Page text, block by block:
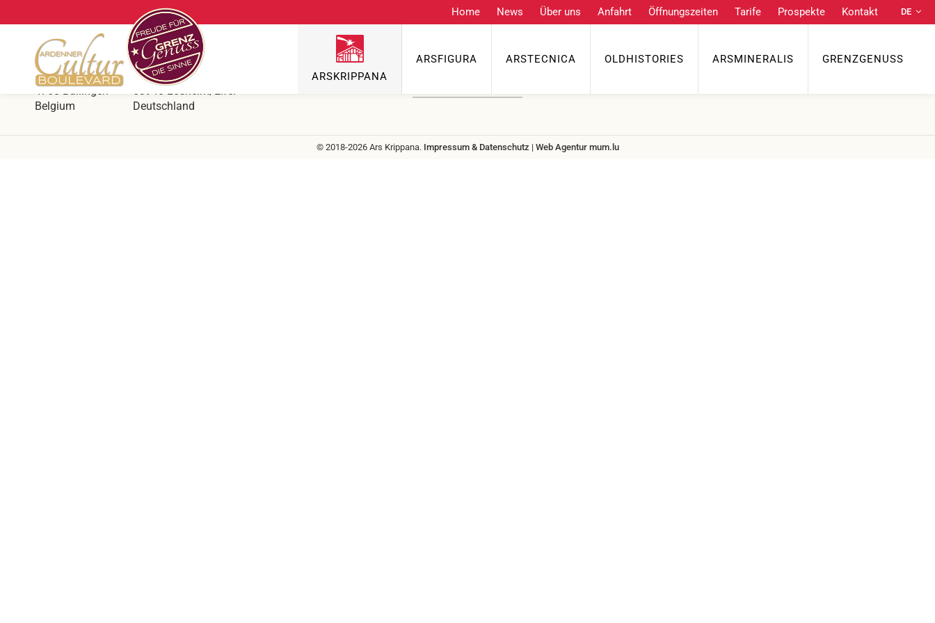
Home News Über uns Anfahrt Öffnungszeiten Tarife Prospekte Kontakt
DE
ARSKRIPPANA
ARSFIGURA ARSTECNICA OLDHISTORIES ARSMINERALIS GRENZGENUSS
Ars Krippana
Direkt an der deutsch belgischen Grenze
Hergersberg 1
4760 Büllingen
Belgium
Prümer Str. 55
53940 Losheim/Eifel
Deutschland
Telefon
Anfahrt Öffnungszeiten Tarife
© 2018-2026 Ars Krippana. Impressum & Datenschutz | Web Agentur mum.lu